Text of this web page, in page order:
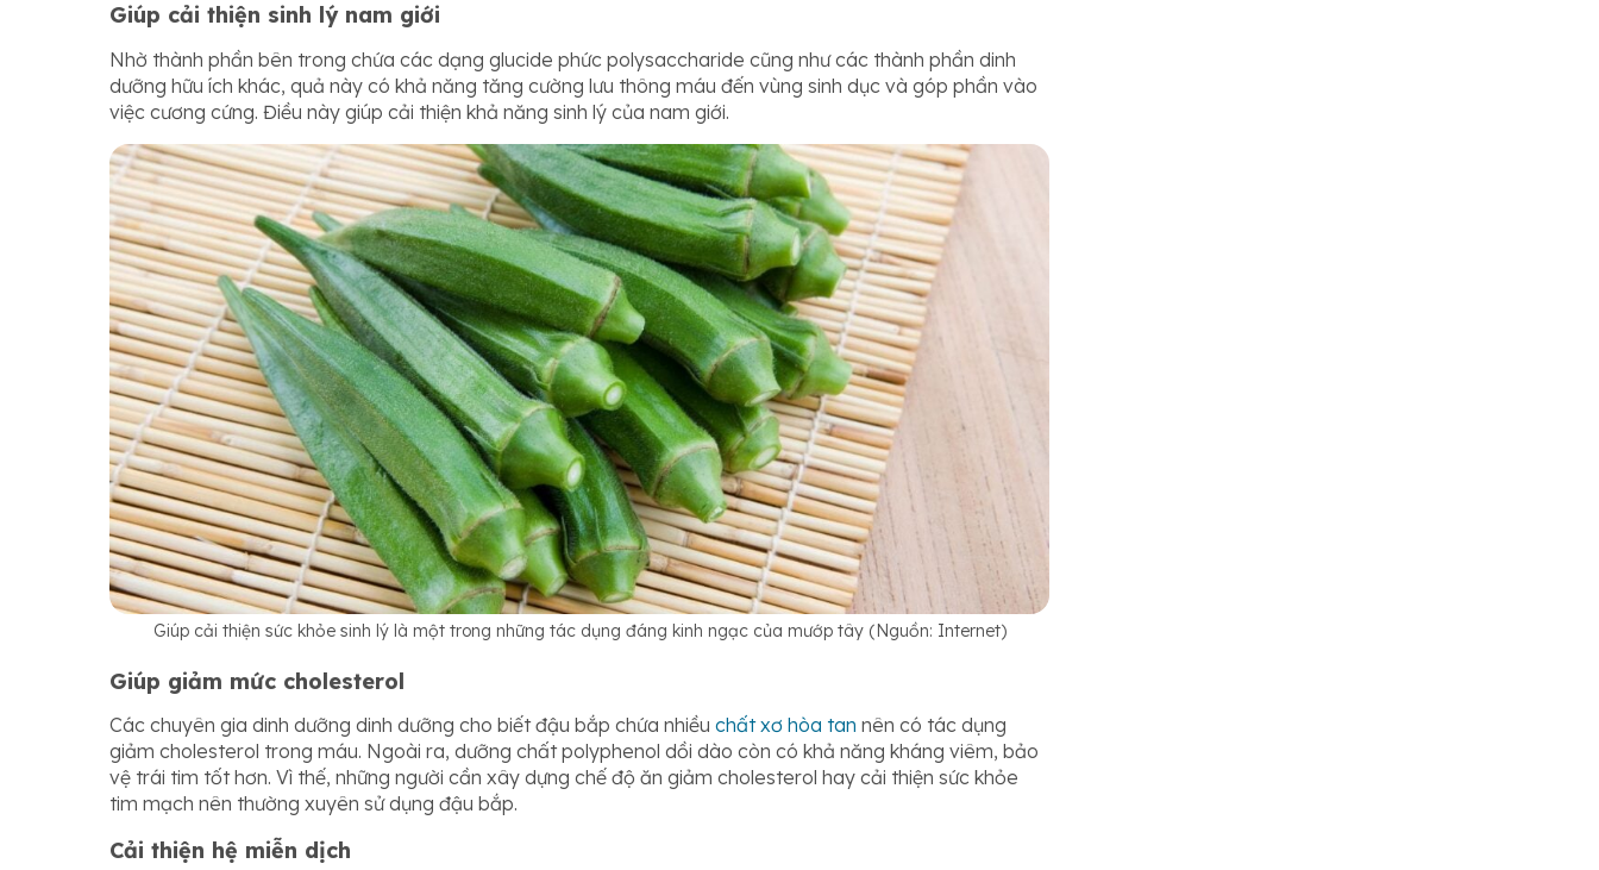
Giúp cải thiện sinh lý nam giới
Nhờ thành phần bên trong chứa các dạng glucide phức polysaccharide cũng như các thành phần dinh
dưỡng hữu ích khác, quả này có khả năng tăng cường lưu thông máu đến vùng sinh dục và góp phần vào
việc cương cứng. Điều này giúp cải thiện khả năng sinh lý của nam giới.
Giúp cải thiện sức khỏe sinh lý là một trong những tác dụng đáng kinh ngạc của mướp tây (Nguồn: Internet)
Giúp giảm mức cholesterol
Các chuyên gia dinh dưỡng dinh dưỡng cho biết đậu bắp chứa nhiều chất xơ hòa tan nên có tác dụng
giảm cholesterol trong máu. Ngoài ra, dưỡng chất polyphenol dồi dào còn có khả năng kháng viêm, bảo
vệ trái tim tốt hơn. Vì thế, những người cần xây dựng chế độ ăn giảm cholesterol hay cải thiện sức khỏe
tim mạch nên thường xuyên sử dụng đậu bắp.
Cải thiện hệ miễn dịch